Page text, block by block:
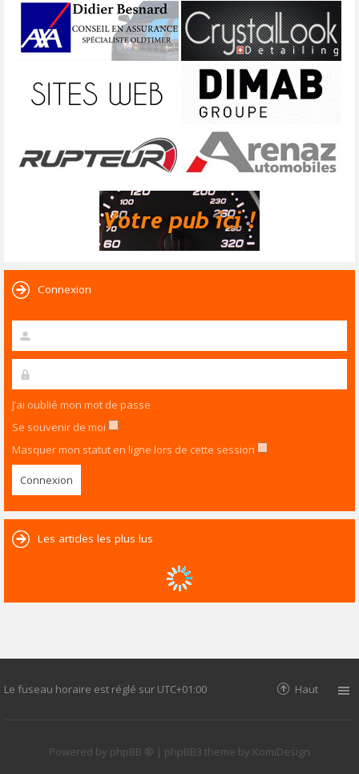
Connexion
J’ai oublié mon mot de passe
Se souvenir de moi
Masquer mon statut en ligne lors de cette session
Les articles les plus lus
Le fuseau horaire est réglé sur UTC+01:00 Haut
Powered by phpBB ® | phpBB3 theme by KomiDesign